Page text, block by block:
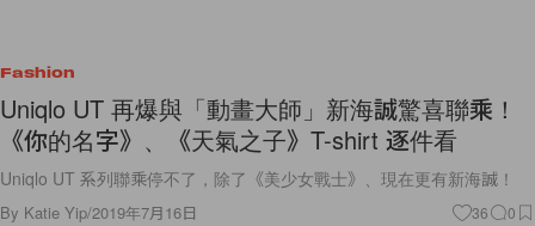
Fashion
Uniqlo UT 再爆與「動畫大師」新海誠驚喜聯乘！
《你的名字》、《天氣之子》T-shirt 逐件看
Uniqlo UT 系列聯乘停不了，除了《美少女戰士》、現在更有新海誠！
By Katie Yip/2019年7月16日 36 0